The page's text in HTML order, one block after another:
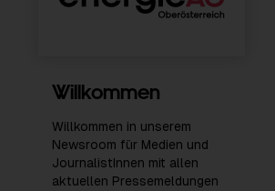
Willkommen
Willkommen in unserem
Newsroom für Medien und
JournalistInnen mit allen
aktuellen Pressemeldungen